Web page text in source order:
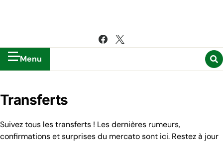
Menu
Transferts
Suivez tous les transferts ! Les dernières rumeurs,
confirmations et surprises du mercato sont ici. Restez à jour